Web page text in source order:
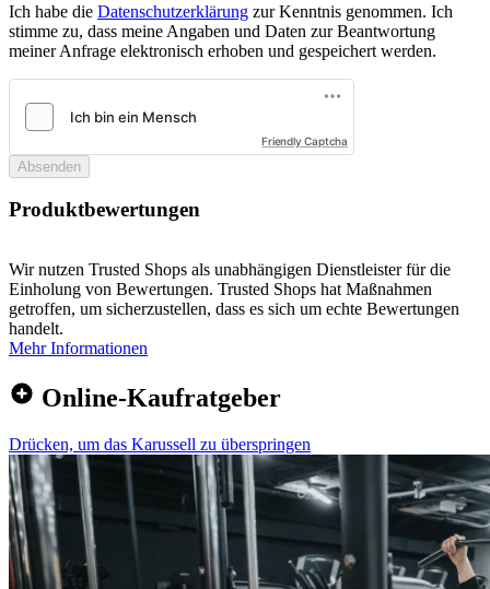
Ich habe die Datenschutzerklärung zur Kenntnis genommen. Ich
stimme zu, dass meine Angaben und Daten zur Beantwortung
meiner Anfrage elektronisch erhoben und gespeichert werden.
Friendly Captcha
Absenden
Produktbewertungen
Wir nutzen Trusted Shops als unabhängigen Dienstleister für die
Einholung von Bewertungen. Trusted Shops hat Maßnahmen
getroffen, um sicherzustellen, dass es sich um echte Bewertungen
handelt.
Mehr Informationen
Online-Kaufratgeber
Drücken, um das Karussell zu überspringen